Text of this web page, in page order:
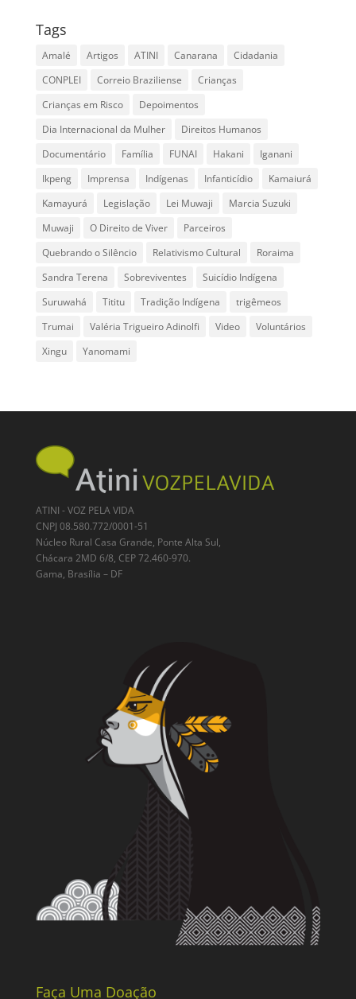
Tags
Amalé Artigos ATINI Canarana
Cidadania
CONPLEI
Correio Braziliense
Crianças
Crianças em Risco
Depoimentos
Dia Internacional da Mulher
Direitos Humanos
Documentário
Família FUNAI Hakani
Iganani
Ikpeng
Imprensa Indígenas Infanticídio
Kamaiurá
Kamayurá
Legislação Lei Muwaji
Marcia Suzuki
Muwaji
O Direito de Viver
Parceiros
Quebrando o Silêncio
Relativismo Cultural
Roraima
Sandra Terena
Sobreviventes
Suicídio Indígena
Suruwahá
Tititu Tradição Indígena
trigêmeos
Trumai
Valéria Trigueiro Adinolfi Video
Voluntários
Xingu
Yanomami
ATINI - VOZ PELA VIDA
CNPJ 08.580.772/0001-51
Núcleo Rural Casa Grande, Ponte Alta Sul,
Chácara 2MD 6/8, CEP 72.460-970.
Gama, Brasília – DF
Faça Uma Doação